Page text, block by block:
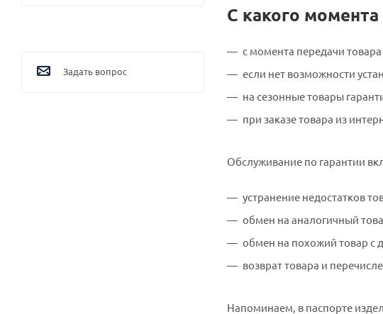
С какого момента
с момента передачи
если нет возможности
на сезонные товары
при заказе товара из
Обслуживание по гарантии
устранение недостатков
обмен на аналогичный
обмен на похожий товар с
возврат товара и
Напоминаем, в паспорте
Задать вопрос